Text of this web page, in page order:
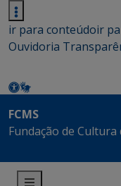
ir para conteúdoir
Ouvidoria
FCMS
Fundação de